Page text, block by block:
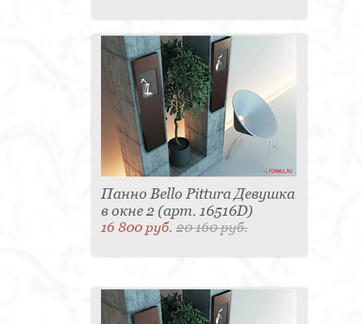
Панно Bello Pittura Девушка
в окне 2 (арт. 16516D)
16 800 руб.20 160 руб.